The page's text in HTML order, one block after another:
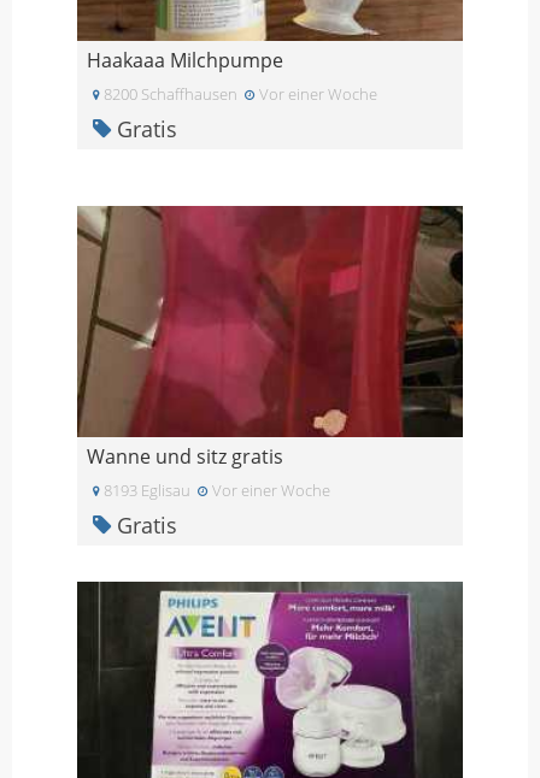
Haakaaa Milchpumpe
8200 Schaffhausen Vor einer Woche
Gratis
Wanne und sitz gratis
8193 Eglisau Vor einer Woche
Gratis